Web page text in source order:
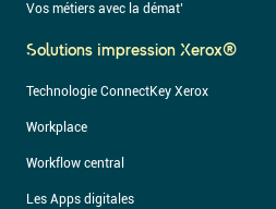
Vos métiers avec la démat’
Solutions Impression Xerox®
Technologie ConnectKey Xerox
Workplace
Workflow central
Les Apps digitales